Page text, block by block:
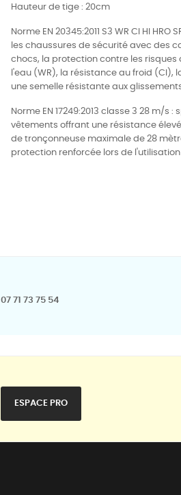
Hauteur de tige : 20cm
Norme EN 20345:2011 S3 WR CI HI
les chaussures de sécurité avec des
chocs, la protection contre les
l'eau (WR), la résistance au froid
une semelle résistante aux
Norme EN 17249:2013 classe 3 28 m/
vêtements offrant une résistance
de tronçonneuse maximale de 28
protection renforcée lors de
07 71 73 75 54
ESPACE PRO